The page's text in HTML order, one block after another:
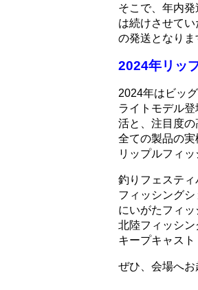
そこで、年内
は続けさせて
の発送となりま
2024年リッ
2024年はビッ
ライトモデル
活と、注目度の
全ての製品の実
リップルフィ
釣りフェスティ
フィッシング
にいがたフィ
北陸フィッシン
キープキャス
ぜひ、会場へお